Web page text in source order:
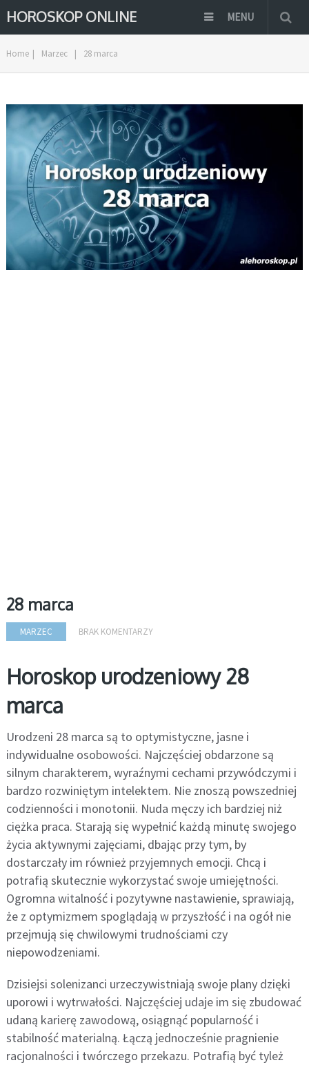
HOROSKOP ONLINE MENU
Home | Marzec | 28 marca
28 marca
MARZEC BRAK KOMENTARZY
Horoskop urodzeniowy 28
marca
Urodzeni 28 marca są to optymistyczne, jasne i
indywidualne osobowości. Najczęściej obdarzone są
silnym charakterem, wyraźnymi cechami przywódczymi i
bardzo rozwiniętym intelektem. Nie znoszą powszedniej
codzienności i monotonii. Nuda męczy ich bardziej niż
ciężka praca. Starają się wypełnić każdą minutę swojego
życia aktywnymi zajęciami, dbając przy tym, by
dostarczały im również przyjemnych emocji. Chcą i
potrafią skutecznie wykorzystać swoje umiejętności.
Ogromna witalność i pozytywne nastawienie, sprawiają,
że z optymizmem spoglądają w przyszłość i na ogół nie
przejmują się chwilowymi trudnościami czy
niepowodzeniami.
Dzisiejsi solenizanci urzeczywistniają swoje plany dzięki
uporowi i wytrwałości. Najczęściej udaje im się zbudować
udaną karierę zawodową, osiągnąć popularność i
stabilność materialną. Łączą jednocześnie pragnienie
racjonalności i twórczego przekazu. Potrafią być tyleż